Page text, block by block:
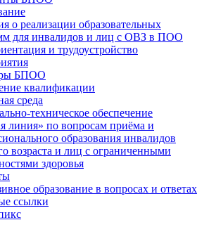
о реализации образовательных
для инвалидов и лиц с ОВЗ в ПОО
и трудоустройство
БПОО
квалификации
среда
техническое обеспечение
линия» по вопросам приёма и
образования инвалидов
возраста и лиц с ограниченными
здоровья
образование в вопросах и ответах
ссылки